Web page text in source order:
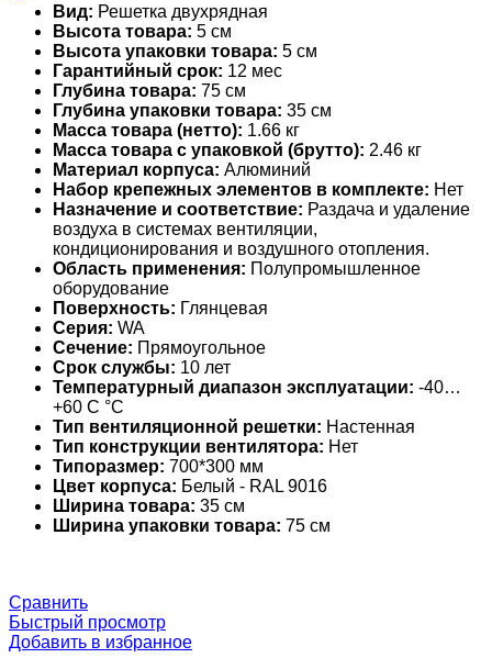
Вид: Решетка двухрядная
Высота товара: 5 см
Высота упаковки товара: 5 см
Гарантийный срок: 12 мес
Глубина товара: 75 см
Глубина упаковки товара: 35 см
Масса товара (нетто): 1.66 кг
Масса товара с упаковкой (брутто): 2.46 кг
Материал корпуса: Алюминий
Набор крепежных элементов в комплекте: Нет
Назначение и соответствие: Раздача и удаление
воздуха в системах вентиляции,
кондиционирования и воздушного отопления.
Область применения: Полупромышленное
оборудование
Поверхность: Глянцевая
Серия: WA
Сечение: Прямоугольное
Срок службы: 10 лет
Температурный диапазон эксплуатации: -40…
+60 С °С
Тип вентиляционной решетки: Настенная
Тип конструкции вентилятора: Нет
Типоразмер: 700*300 мм
Цвет корпуса: Белый - RAL 9016
Ширина товара: 35 см
Ширина упаковки товара: 75 см
Сравнить
Быстрый просмотр
Добавить в избранное